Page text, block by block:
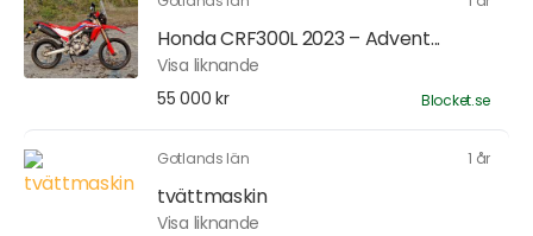
Honda CRF300L 2023 – Advent...
Visa liknande
55 000 kr
Blocket.se
Gotlands län 1 år
tvättmaskin
Visa liknande